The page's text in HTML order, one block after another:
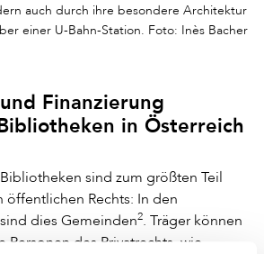
auch durch ihre besondere Architektur
einer U-Bahn-Station. Foto: Inès Bacher
Finanzierung
in Österreich
sind zum größten Teil
öffentlichen Rechts: In den
dies Gemeinden2. Träger können
Personen des Privatrechts, wie